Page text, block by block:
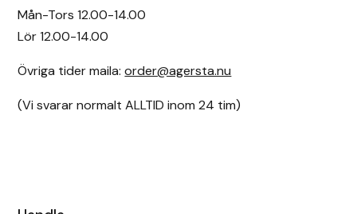
Mån-Tors 12.00-14.00
Lör 12.00-14.00
Övriga tider maila:order@agersta.nu
(Vi svarar normalt ALLTID inom 24 tim)